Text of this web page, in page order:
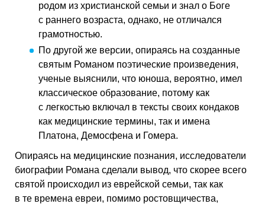
родом из христианской семьи и знал о Боге
с раннего возраста, однако, не отличался
грамотностью.
По другой же версии, опираясь на созданные
святым Романом поэтические произведения,
ученые выяснили, что юноша, вероятно, имел
классическое образование, потому как
с легкостью включал в тексты своих кондаков
как медицинские термины, так и имена
Платона, Демосфена и Гомера.
Опираясь на медицинские познания, исследователи
биографии Романа сделали вывод, что скорее всего
святой происходил из еврейской семьи, так как
в те времена евреи, помимо ростовщичества,